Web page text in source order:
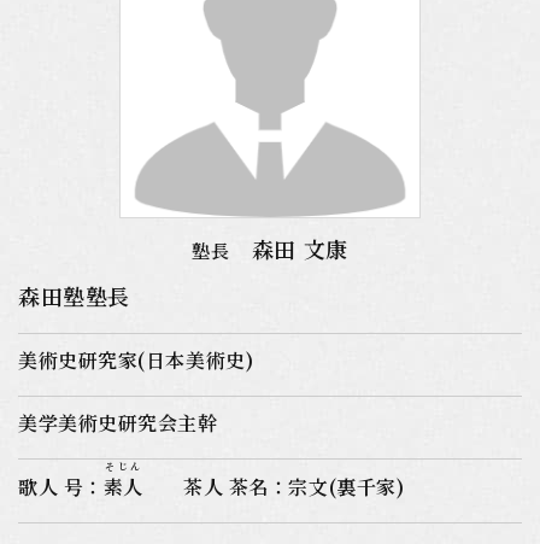
塾長
森田 文康
森田塾塾長
美術史研究家(日本美術史)
美学美術史研究会主幹
歌人 号： 素人
そじん
茶人 茶名：宗文(裏千家)